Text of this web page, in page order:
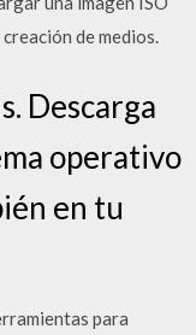
de medios.
Descarga
operativo
en tu
para